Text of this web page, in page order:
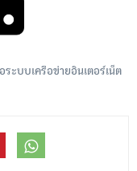
ะบบเครือข่ายอินเตอร์เน็ต